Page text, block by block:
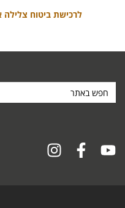
לרכישת ביטוח
באתר